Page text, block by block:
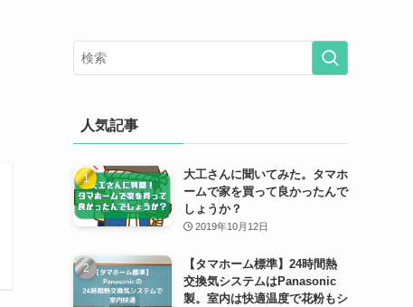
人気記事
大工さんに聞いてみた。タマホ
ームで家を買って良かったんで
しょうか？
2019年10月12日
【タマホーム標準】24時間熱
交換気システムはPanasonic
製。室内は快適温度で花粉もシ